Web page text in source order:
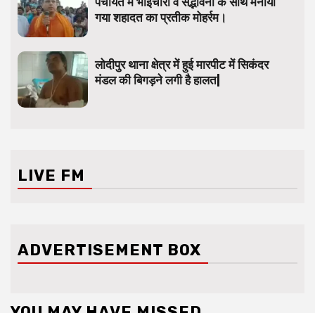
गया शहादत का प्रतीक मोहर्रम।
लोदीपुर थाना क्षेत्र में हुई मारपीट में सिकंदर
मंडल की बिगड़ने लगी है हालत|
LIVE FM
ADVERTISEMENT BOX